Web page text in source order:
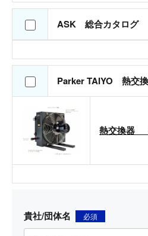
ASK 総合カタログ
Parker TAIYO 熱交
熱交換器
貴社/団体名 必須